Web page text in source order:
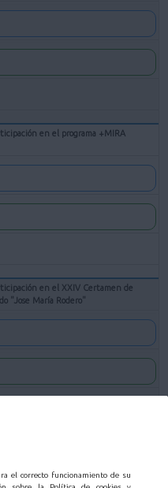
el correcto funcionamiento de su
en el programa +MIRA
en el XXIV Certamen de
"Jose María Rodero"
para entidades culturales sin